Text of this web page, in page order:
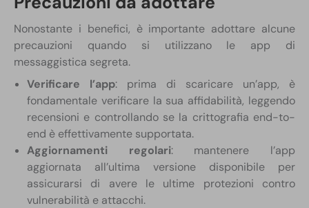
Nonostante i benefici, è importante adottare alcune
precauzioni quando si utilizzano le app di
messaggistica segreta.
Verificare l’app: prima di scaricare un’app, è
fondamentale verificare la sua affidabilità, leggendo
recensioni e controllando se la crittografia end-to-
end è effettivamente supportata.
Aggiornamenti regolari: mantenere l’app
aggiornata all’ultima versione disponibile per
assicurarsi di avere le ultime protezioni contro
vulnerabilità e attacchi.